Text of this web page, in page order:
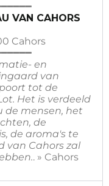
VAN CAHORS
Cahors
en
van
tot de
Het is verdeeld
de mensen, het
de
de aroma's te
van Cahors zal
. » Cahors